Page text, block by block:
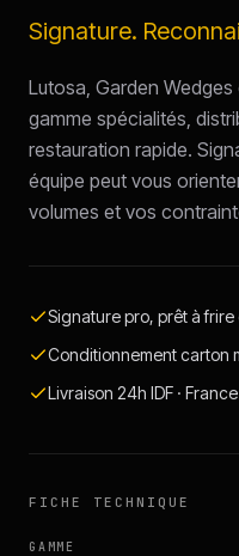
Signature.
Lutosa, Garden
gamme spécialités,
restauration rapide.
équipe peut vous
volumes et vos
Signature pro, prêt à
Conditionnement carton
Livraison 24h IDF ·
FICHE TECHNIQUE
GAMME